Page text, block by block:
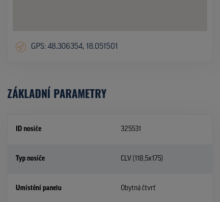
GPS: 48.306354, 18.051501
ZÁKLADNÍ PARAMETRY
ID nosiče 325531
Typ nosiče CLV (118,5x175)
Umístění panelu Obytná čtvrť